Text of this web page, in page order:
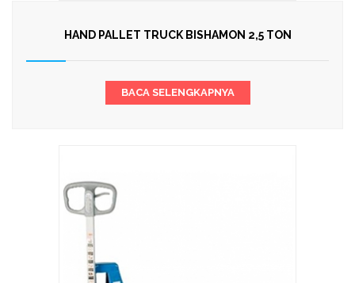
HAND PALLET TRUCK BISHAMON 2,5 TON
BACA SELENGKAPNYA